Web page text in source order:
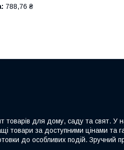
788,76 ₴
для дому, саду та свят. У
товари за доступними цінами та
до особливих подій.